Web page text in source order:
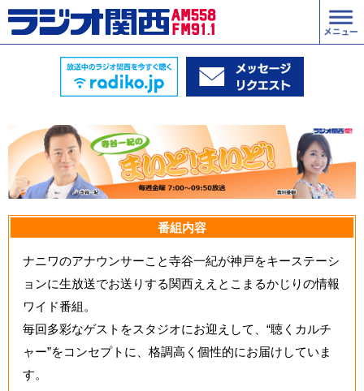
番組内容
ナニワのアナウンサーこと寺谷一紀が神戸をキーステーシ
ョンに生放送でお送りする関西ええとこまるかじりの情報
ワイド番組。
毎回多彩なゲストをスタジオにお迎えして、“聴くカルチ
ャー”をコンセプトに、格調高く個性的にお届けしていま
す。